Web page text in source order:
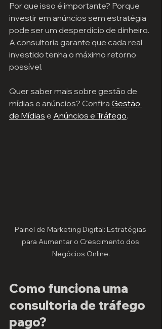
Por que isso é importante? Porque
investir em anúncios sem estratégia
pode ser um desperdício de dinheiro.
A consultoria garante que cada real
investido tenha o máximo retorno
possível.
Quer saber mais sobre gestão de
mídias e anúncios? Confira Gestão
de Mídias e Anúncios e Tráfego.
Painel de Marketing Digital: Estratégias
para Aumentar o Crescimento dos
Negócios Online.
Como funciona uma
consultoria de tráfego
pago?